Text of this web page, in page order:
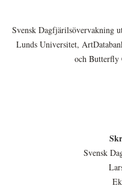
Svensk Dagfjärilsövervakning
Lunds Universitet,
och Butterfly
Svensk